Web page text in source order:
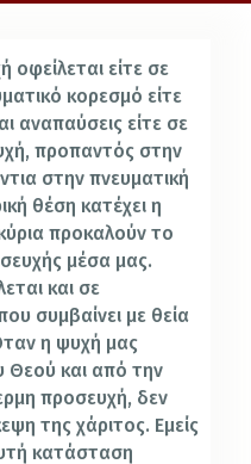
είτε σε
κορεσμό είτε
αναπαύσεις είτε σε
προπαντός στην
στην πνευματική
θέση κατέχει η
προκαλούν το
μέσα μας.
και σε
συμβαίνει με θεία
η ψυχή μας
Θεού και από την
προσευχή, δεν
της χάριτος. Εμείς
κατάσταση